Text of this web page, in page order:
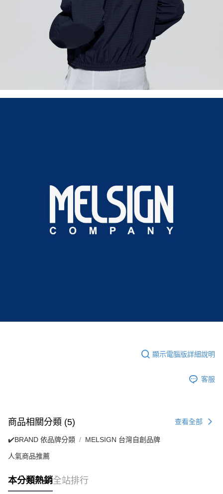
顯示電腦版詳細說明
客服
商品相關分類 (5) 查看全部
✔️BRAND 依品牌分類 MELSIGN 台灣自創品牌
人氣商品推薦
本分類熱銷全站排行